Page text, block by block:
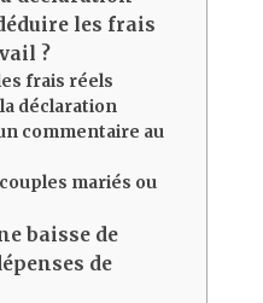
les frais
?
frais réels
déclaration
commentaire au
mariés ou
baisse de
de